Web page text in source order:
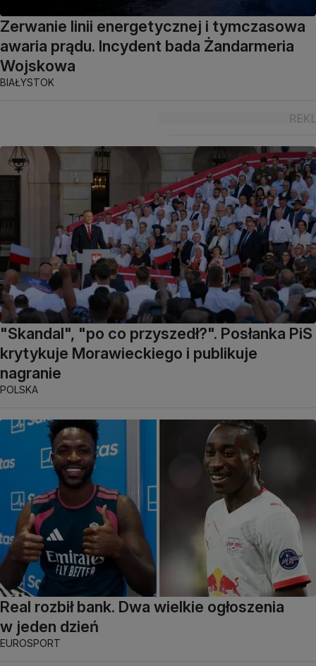
Zerwanie linii energetycznej i tymczasowa
awaria prądu. Incydent bada Żandarmeria
Wojskowa
BIAŁYSTOK
"Skandal", "po co przyszedł?". Posłanka PiS
krytykuje Morawieckiego i publikuje
nagranie
POLSKA
Real rozbił bank. Dwa wielkie ogłoszenia
w jeden dzień
EUROSPORT